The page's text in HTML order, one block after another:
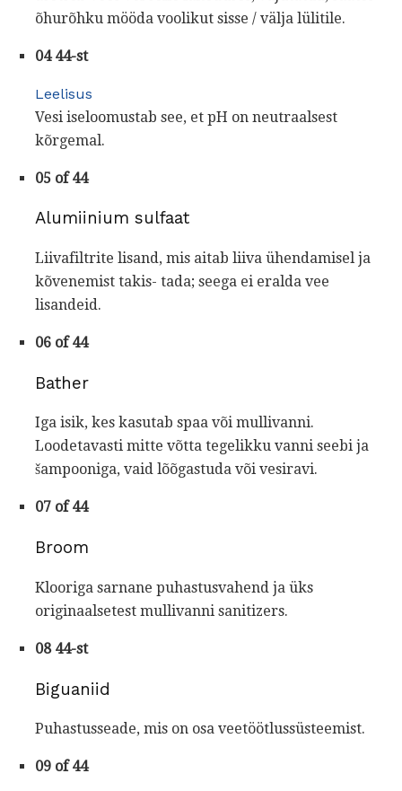
õhurõhku mööda voolikut sisse / välja lülitile.
04 44-st
Leelisus
Vesi iseloomustab see, et pH on neutraalsest
kõrgemal.
05 of 44
Alumiinium sulfaat
Liivafiltrite lisand, mis aitab liiva ühendamisel ja
kõvenemist takis- tada; seega ei eralda vee
lisandeid.
06 of 44
Bather
Iga isik, kes kasutab spaa või mullivanni.
Loodetavasti mitte võtta tegelikku vanni seebi ja
šampooniga, vaid lõõgastuda või vesiravi.
07 of 44
Broom
Klooriga sarnane puhastusvahend ja üks
originaalsetest mullivanni sanitizers.
08 44-st
Biguaniid
Puhastusseade, mis on osa veetöötlussüsteemist.
09 of 44